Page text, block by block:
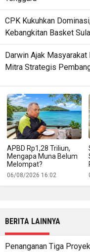
CPK Kukuhkan
Kebangkitan Basket
Darwin Ajak
Mitra Strategis
APBD Rp1,28 Triliun,
Mengapa Muna Belum
Melompat?
06/08/2026 16:02
BERITA LAINNYA
Penanganan Tiga